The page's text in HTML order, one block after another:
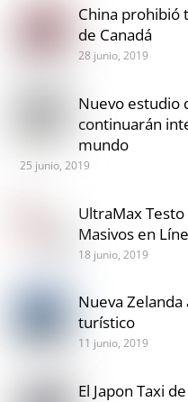
China prohibió
de Canadá
28 junio, 2019
Nuevo estudio
continuarán
mundo
25 junio, 2019
UltraMax
Masivos en
18 junio, 2019
Nueva
turístico
11 junio, 2019
El Japon Taxi